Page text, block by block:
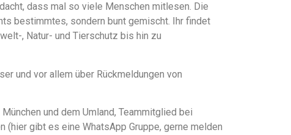
dass mal so viele Menschen mitlesen. Die
bestimmtes, sondern bunt gemischt. Ihr findet
, Natur- und Tierschutz bis hin zu
und vor allem über Rückmeldungen von
und dem Umland, Teammitglied bei
(hier gibt es eine WhatsApp Gruppe, gerne melden